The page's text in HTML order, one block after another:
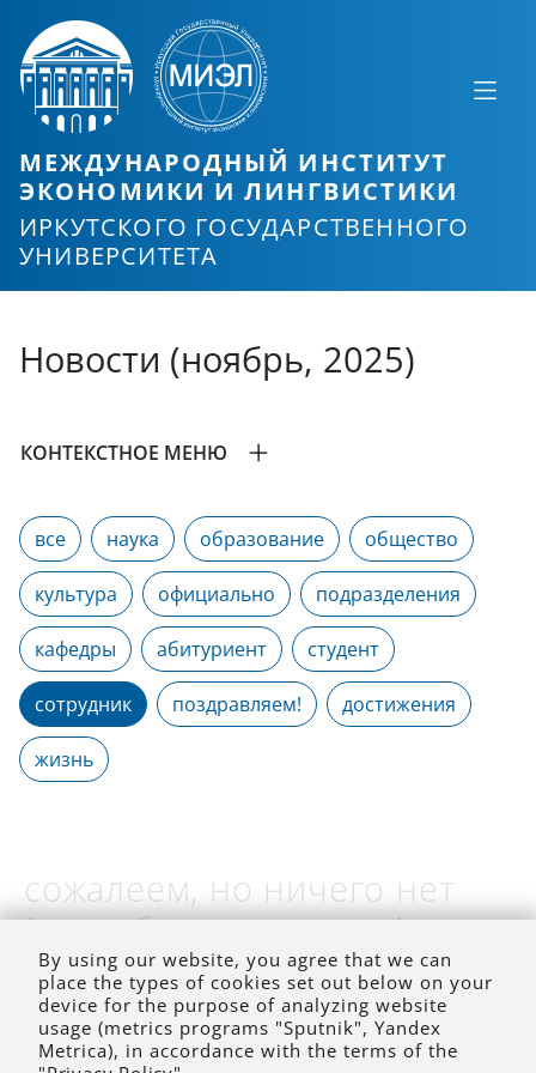
МЕЖДУНАРОДНЫЙ ИНСТИТУТ
ЭКОНОМИКИ И ЛИНГВИСТИКИ
ИРКУТСКОГО ГОСУДАРСТВЕННОГО
УНИВЕРСИТЕТА
Новости (ноябрь, 2025)
КОНТЕКСТНОЕ МЕНЮ
все наука образование общество
культура официально подразделения
кафедры абитуриент студент
сотрудник поздравляем! достижения
жизнь
сожалеем, но ничего нет
(на выбранное время)
By using our website, you agree that we can
place the types of cookies set out below on your
device for the purpose of analyzing website
usage (metrics programs "Sputnik", Yandex
Metrica), in accordance with the terms of the